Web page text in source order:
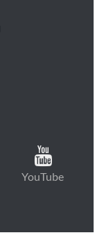
YouTube